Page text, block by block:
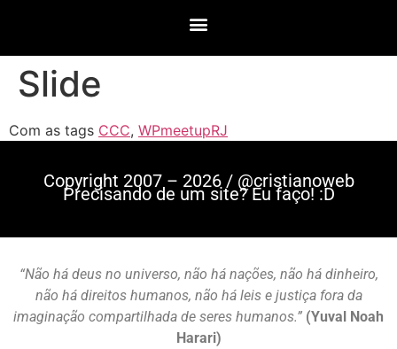
Slide
Com as tags CCC, WPmeetupRJ
Copyright 2007 – 2026 / @cristianoweb
Precisando de um site? Eu faço! :D
“Não há deus no universo, não há nações, não há dinheiro,
não há direitos humanos, não há leis e justiça fora da
imaginação compartilhada de seres humanos.” (Yuval Noah
Harari)